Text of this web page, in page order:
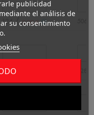
124/0.00 €
247/
publicidad
el análisis de
su consentimiento